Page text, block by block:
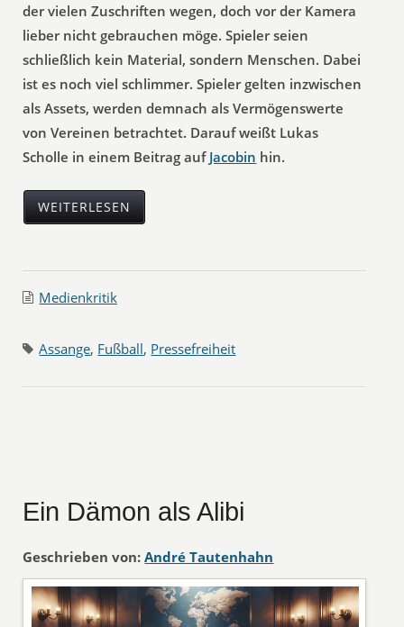
der vielen Zuschriften wegen, doch vor der Kamera
lieber nicht gebrauchen möge. Spieler seien
schließlich kein Material, sondern Menschen. Dabei
ist es noch viel schlimmer. Spieler gelten inzwischen
als Assets, werden demnach als Vermögenswerte
von Vereinen betrachtet. Darauf weißt Lukas
Scholle in einem Beitrag auf Jacobin hin.
WEITERLESEN
Medienkritik
Assange, Fußball, Pressefreiheit
Ein Dämon als Alibi
Geschrieben von: André Tautenhahn